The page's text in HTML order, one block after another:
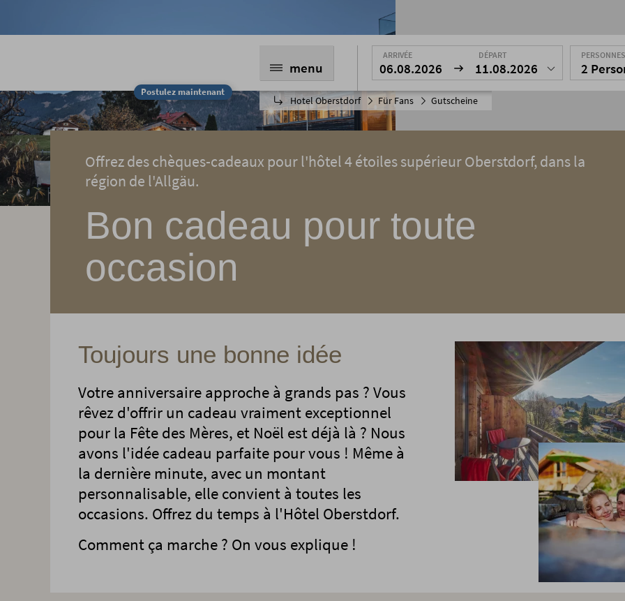
Postulez maintenant
menu
Hotel Oberstdorf Für Fans Gutscheine
ARRIVÉE
06.08.2026
DÉPART
11.08.2026
PERSONNES
2
Offrez des chèques-cadeaux pour l'hôtel 4 étoiles supérieur Oberstdorf, dans la
région de l'Allgäu.
Bon cadeau pour toute
occasion
Toujours une bonne idée
Votre anniversaire approche à grands pas ? Vous
rêvez d'offrir un cadeau vraiment exceptionnel
pour la Fête des Mères, et Noël est déjà là ? Nous
avons l'idée cadeau parfaite pour vous ! Même à
la dernière minute, avec un montant
personnalisable, elle convient à toutes les
occasions. Offrez du temps à l'Hôtel Oberstdorf.
Comment ça marche ? On vous explique !